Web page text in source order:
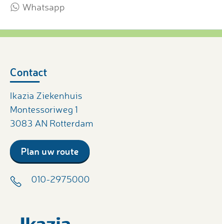
Whatsapp
Contact
Ikazia Ziekenhuis
Montessoriweg 1
3083 AN Rotterdam
Plan uw route
010-2975000